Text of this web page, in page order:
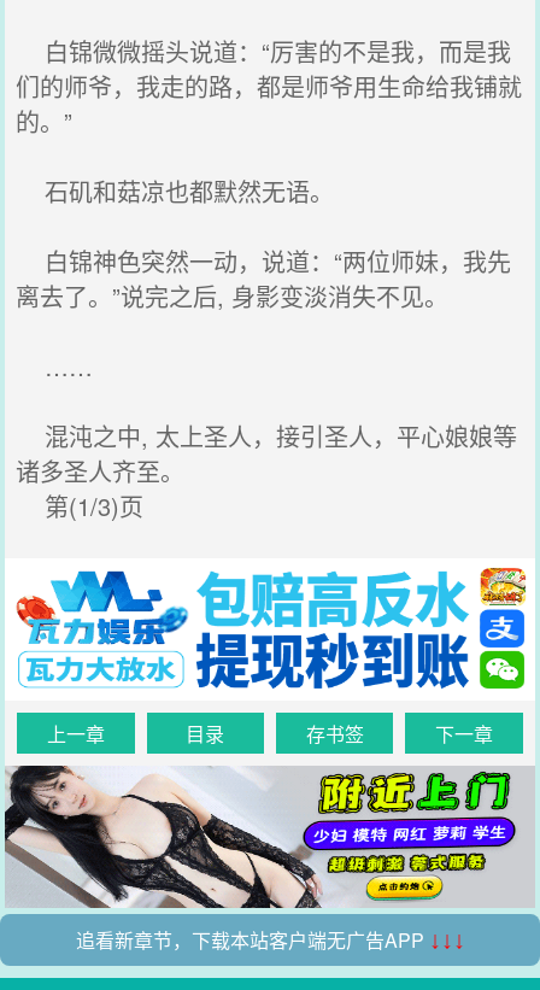
白锦微微摇头说道：“厉害的不是我，而是我
们的师爷，我走的路，都是师爷用生命给我铺就
的。”
石矶和菇凉也都默然无语。
白锦神色突然一动，说道：“两位师妹，我先
离去了。”说完之后, 身影变淡消失不见。
……
混沌之中, 太上圣人，接引圣人，平心娘娘等
诸多圣人齐至。
第(1/3)页
上一章 目录 存书签 下一章
追看新章节，下载本站客户端无广告APP ↓↓↓